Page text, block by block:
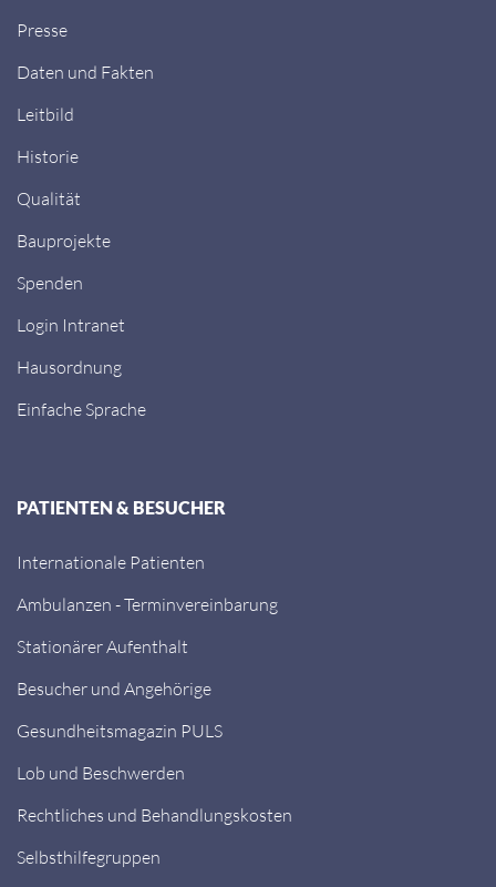
Presse
Daten und Fakten
Leitbild
Historie
Qualität
Bauprojekte
Spenden
Login Intranet
Hausordnung
Einfache Sprache
PATIENTEN & BESUCHER
Internationale Patienten
Ambulanzen - Terminvereinbarung
Stationärer Aufenthalt
Besucher und Angehörige
Gesundheitsmagazin PULS
Lob und Beschwerden
Rechtliches und Behandlungskosten
Selbsthilfegruppen